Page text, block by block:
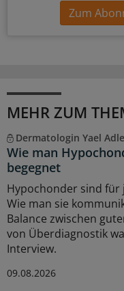
Zum
MEHR ZUM
Dermatologin Yael
Wie man
begegnet
Hypochonder sind für
Wie man sie
Balance zwischen
von Überdiagnostik
Interview.
09.08.2026